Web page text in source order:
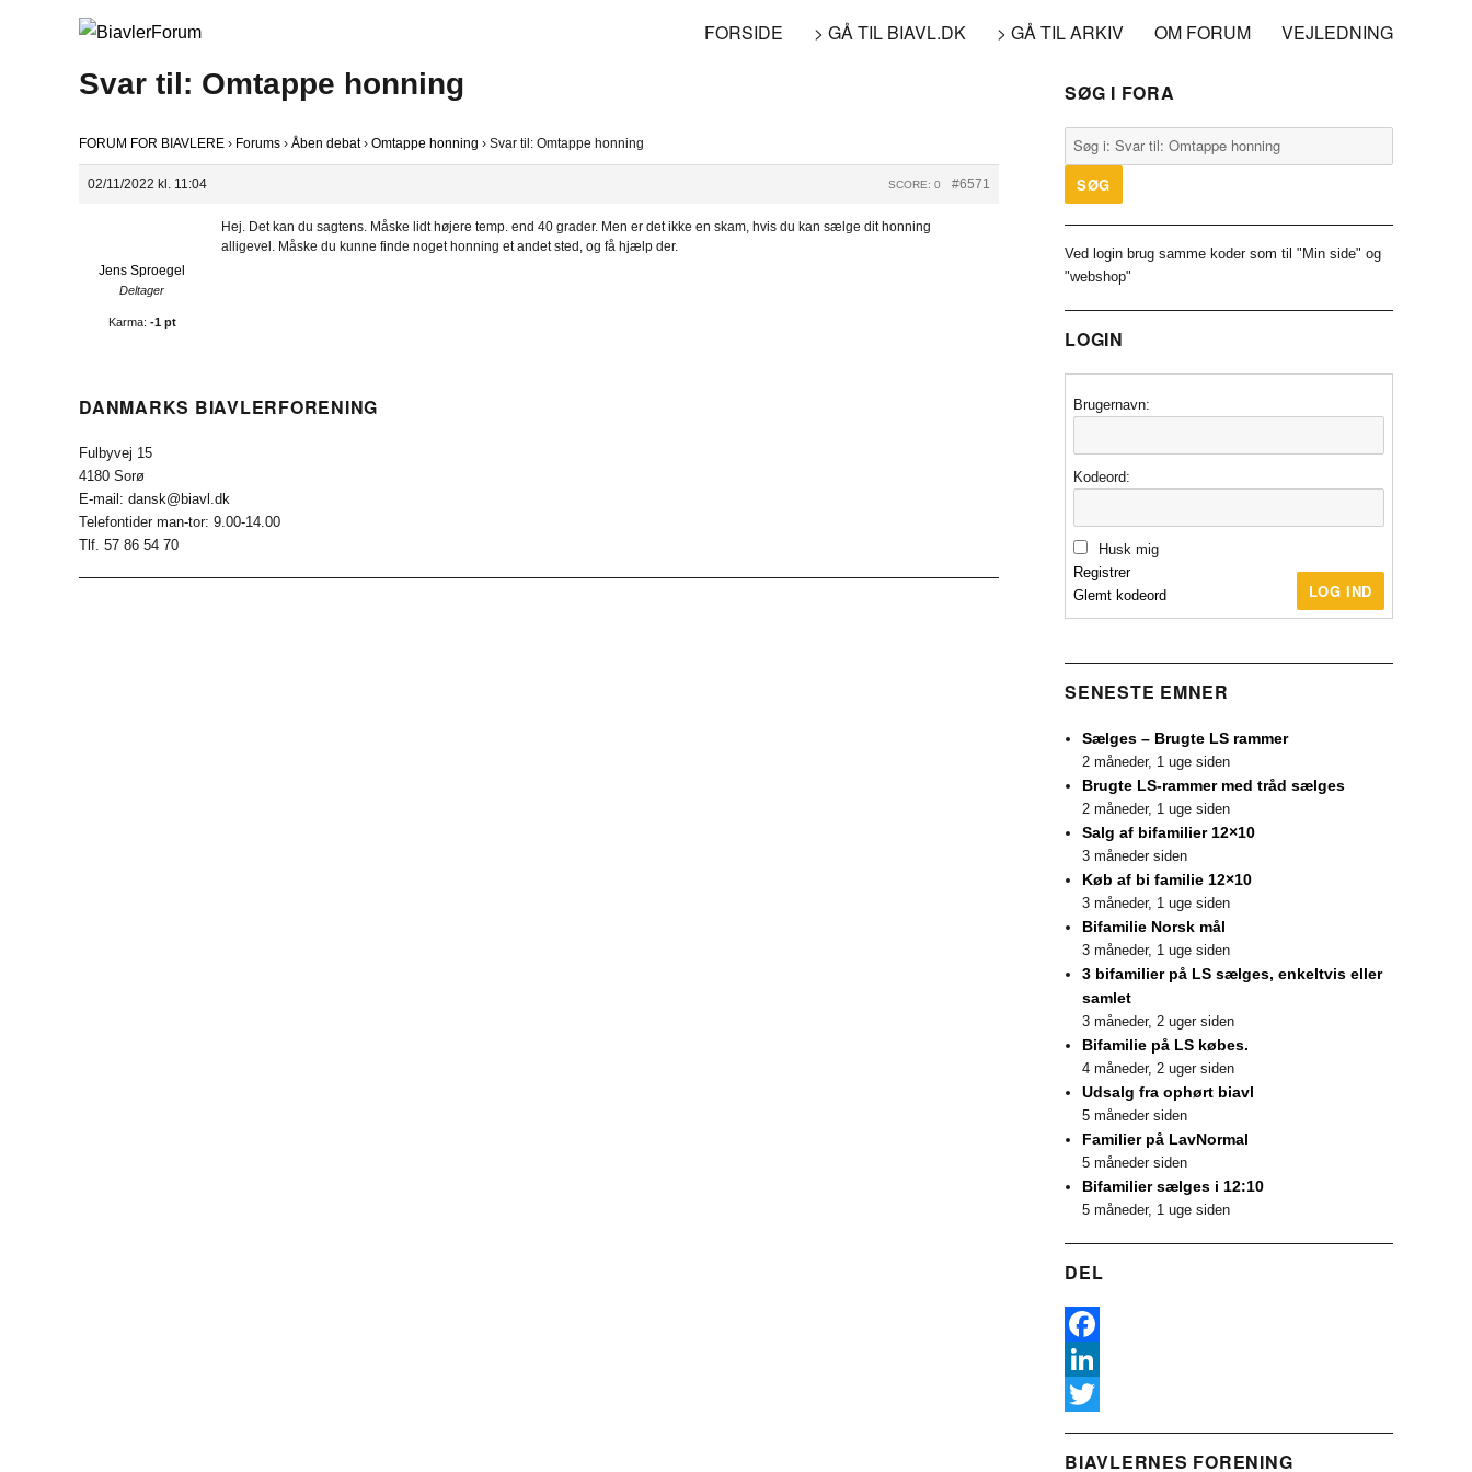
FORSIDE > GÅ TIL BIAVL.DK > GÅ TIL ARKIV OM FORUM VEJLEDNING
Svar til: Omtappe honning
FORUM FOR BIAVLERE › Forums › Åben debat › Omtappe honning › Svar til: Omtappe honning
02/11/2022 kl. 11:04 #6571
SCORE: 0
Jens Sproegel
Deltager
Karma: -1 pt
Hej. Det kan du sagtens. Måske lidt højere temp. end 40 grader. Men er det ikke en skam, hvis du kan sælge dit honning
alligevel. Måske du kunne finde noget honning et andet sted, og få hjælp der.
DANMARKS BIAVLERFORENING
Fulbyvej 15
4180 Sorø
E-mail: dansk@biavl.dk
Telefontider man-tor: 9.00-14.00
Tlf. 57 86 54 70
SØG I FORA
Ved login brug samme koder som til "Min side" og
"webshop"
LOGIN
Brugernavn:
Kodeord:
Husk mig
LOG IND
Registrer
Glemt kodeord
SENESTE EMNER
Sælges – Brugte LS rammer
2 måneder, 1 uge siden
Brugte LS-rammer med tråd sælges
2 måneder, 1 uge siden
Salg af bifamilier 12×10
3 måneder siden
Køb af bi familie 12×10
3 måneder, 1 uge siden
Bifamilie Norsk mål
3 måneder, 1 uge siden
3 bifamilier på LS sælges, enkeltvis eller
samlet
3 måneder, 2 uger siden
Bifamilie på LS købes.
4 måneder, 2 uger siden
Udsalg fra ophørt biavl
5 måneder siden
Familier på LavNormal
5 måneder siden
Bifamilier sælges i 12:10
5 måneder, 1 uge siden
DEL
F
a
e
L
nw
BIAVLERNES FORENING